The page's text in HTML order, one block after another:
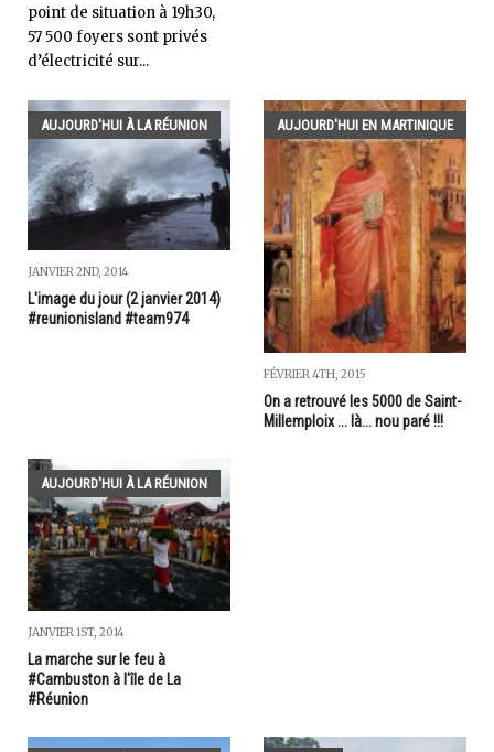
point de situation à 19h30,
57 500 foyers sont privés
d’électricité sur...
AUJOURD'HUI À LA RÉUNION
JANVIER 2ND, 2014
L'image du jour (2 janvier 2014)
#reunionisland #team974
AUJOURD'HUI EN MARTINIQUE
FÉVRIER 4TH, 2015
On a retrouvé les 5000 de Saint-
Millemploix ... là... nou paré !!!
AUJOURD'HUI À LA RÉUNION
JANVIER 1ST, 2014
La marche sur le feu à
#Cambuston à l'île de La
#Réunion